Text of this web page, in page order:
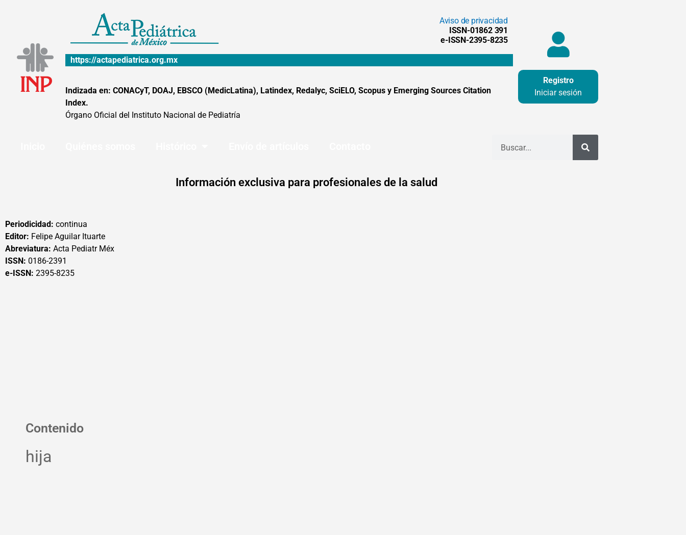
Aviso de privacidad
ISSN-01862 391
e-ISSN-2395-8235
https://actapediatrica.org.mx
Indizada en: CONACyT, DOAJ, EBSCO (MedicLatina), Latindex, Redalyc, SciELO, Scopus y Emerging Sources Citation
Index.
Órgano Oficial del Instituto Nacional de Pediatría
Registro
Iniciar sesión
Información exclusiva para profesionales de la salud
Periodicidad: continua
Editor: Felipe Aguilar Ituarte
Abreviatura: Acta Pediatr Méx
ISSN: 0186-2391
e-ISSN: 2395-8235
Contenido
hija